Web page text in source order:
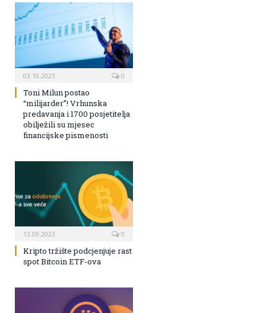
03.10.2023 0
Toni Milun postao
“milijarder”! Vrhunska
predavanja i 1700 posjetitelja
obilježili su mjesec
financijske pismenosti
13.09.2023 0
Kripto tržište podcjenjuje rast
spot Bitcoin ETF-ova